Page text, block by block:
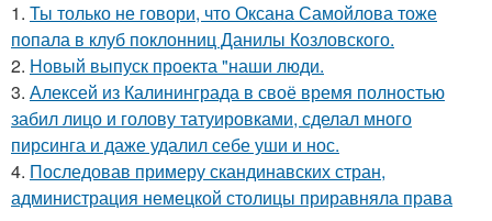
1. Ты только не говори, что Оксана Самойлова тоже
попала в клуб поклонниц Данилы Козловского.
2. Новый выпуск проекта "наши люди.
3. Алексей из Калининграда в своё время полностью
забил лицо и голову татуировками, сделал много
пирсинга и даже удалил себе уши и нос.
4. Последовав примеру скандинавских стран,
администрация немецкой столицы приравняла права